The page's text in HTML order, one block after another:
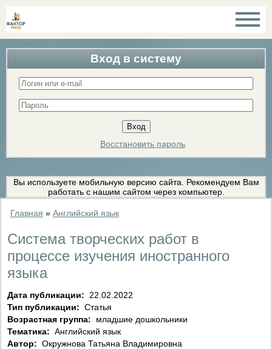
Вход в систему
Восстановить пароль
Вы используете мобильную версию сайта. Рекомендуем Вам
работать с нашим сайтом через компьютер.
Главная » Английский язык
Система творческих работ в
процессе изучения иностранного
языка
Дата публикации:
22.02.2022
Тип публикации: Статья
Возрастная группа:
младшие дошкольники
Тематика: Английский язык
Автор: Окружнова Татьяна Владимировна